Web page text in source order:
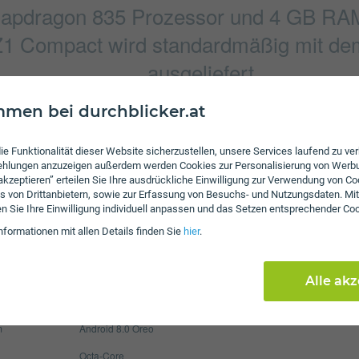
bei durchblicker.at
Funktionalität dieser Website sicherzustellen, unsere Services laufend zu
anzuzeigen außerdem werden Cookies zur Personalisierung von
erteilen Sie Ihre ausdrückliche Einwilligung zur Verwendung von
von Drittanbietern, sowie zur Erfassung von Besuchs- und Nutzungsdaten.
Sie Ihre Einwilligung individuell anpassen und das Setzen entsprechender
mit allen Details finden Sie hier.
Alle
835 Prozessor und 4 GB
Compact wird standardmäßig mit
ausgeliefert.
3264 x 2448 Pixel
5057 x 3796 Pixel
Bluetooth
NFC
WLAN
Android 8.0 Oreo
Octa-Core